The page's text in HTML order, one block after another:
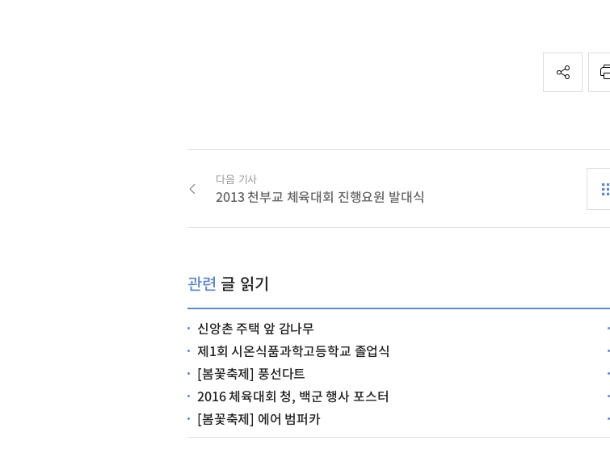
다음 기사
2013 천부교 체육대회 진행요원 발대식
관련 글 읽기
신앙촌 주택 앞 감나무
제1회 시온식품과학고등학교 졸업식
[봄꽃축제] 풍선다트
2016 체육대회 청, 백군 행사 포스터
[봄꽃축제] 에어 범퍼카